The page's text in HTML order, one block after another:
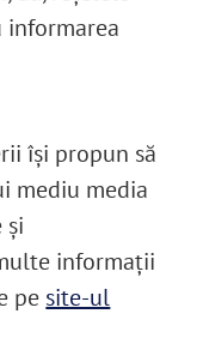
informarea
își propun să
mediu media
și
informații
pe site-ul